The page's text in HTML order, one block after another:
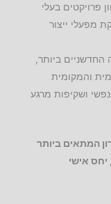
פרויקטים בעלי
מפעלי ייצור
החדשניים ביותר,
והמקומית
ושקיפות מרגע
המתאים ביותר
אישי